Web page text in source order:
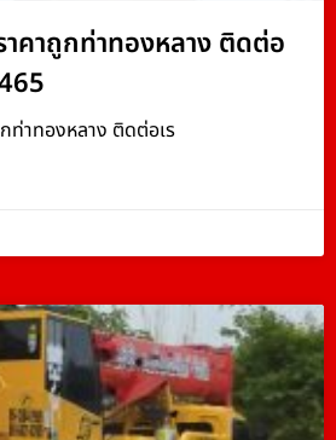
าคาถูกท่าทองหลาง ติดต่อ
ท่าทองหลาง ติดต่อเร